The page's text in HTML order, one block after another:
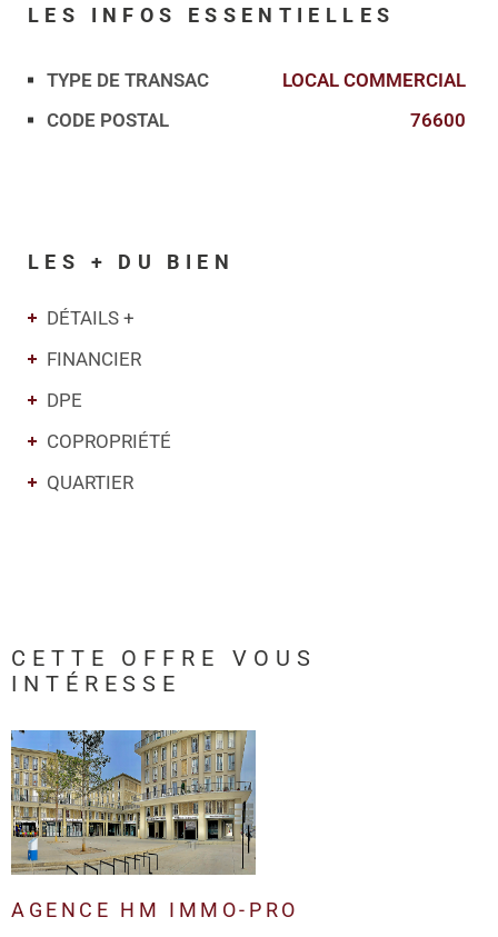
LES INFOS ESSENTIELLES
Caractérisque Valeurs
TYPE DE TRANSAC
LOCAL COMMERCIAL
CODE POSTAL
76600
LES + DU BIEN
DÉTAILS +
FINANCIER
DPE
COPROPRIÉTÉ
QUARTIER
CETTE OFFRE
VOUS
INTÉRESSE
AGENCE HM IMMO-PRO